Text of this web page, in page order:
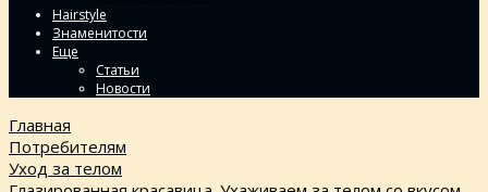
Hairstyle
Знаменитости
Еще
Статьи
Новости
Главная
Потребителям
Уход за телом